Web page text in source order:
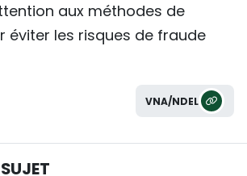
aux méthodes de
éviter les risques de fraude
VNA/NDEL